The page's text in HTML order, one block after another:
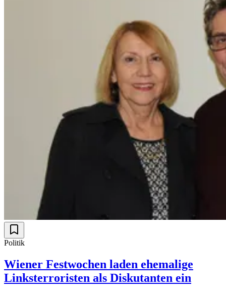
Politik
Wiener Festwochen laden ehemalige
Linksterroristen als Diskutanten ein